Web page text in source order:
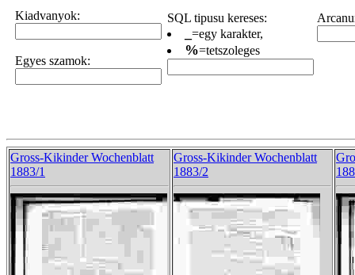
Kiadvanyok:
Egyes szamok:
SQL tipusu kereses:
=egy karakter,
%=tetszoleges
Gross-Kikinder Wochenblatt
1883/1
Gross-Kikinder Wochenblatt
1883/2